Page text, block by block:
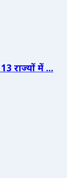
राज्यों में ...